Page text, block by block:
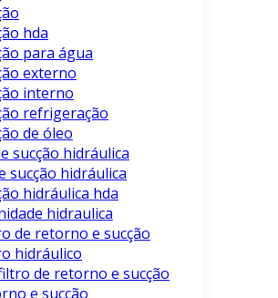
hda
para água
externo
interno
refrigeração
de óleo
sucção hidráulica
sucção hidráulica
hidráulica hda
hidraulica
de retorno e sucção
hidráulico
de retorno e sucção
e sucção